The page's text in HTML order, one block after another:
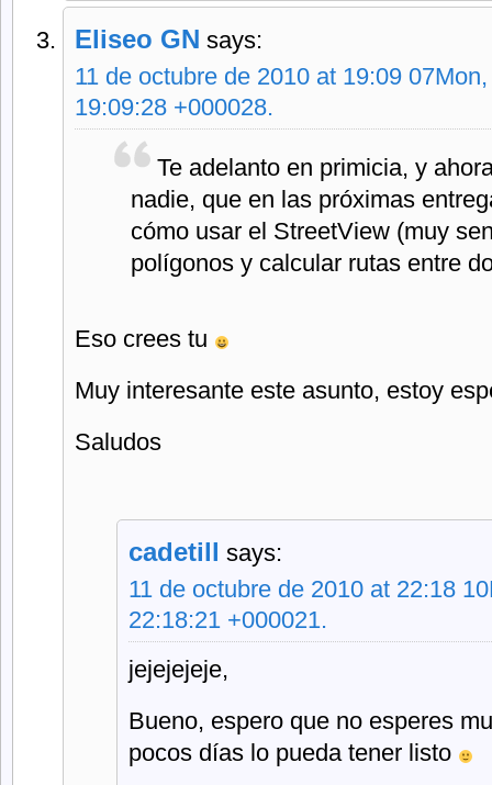
Eliseo GN says:
11 de octubre de 2010 at 19:09
19:09:28 +000028.
Te adelanto en primicia, y
nadie, que en las próximas
cómo usar el StreetView (muy
polígonos y calcular rutas entre
Eso crees tu
Muy interesante este asunto, estoy
Saludos
cadetill says:
11 de octubre de 2010 at 22:18
22:18:21 +000021.
jejejejeje,
Bueno, espero que no esperes
pocos días lo pueda tener listo